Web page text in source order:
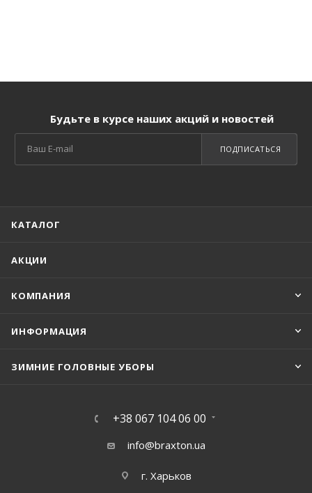
Будьте в курсе наших акций и новостей
ПОДПИСАТЬСЯ
КАТАЛОГ
АКЦИИ
КОМПАНИЯ
ИНФОРМАЦИЯ
ЗИМНИЕ ГОЛОВНЫЕ УБОРЫ
+38 067 104 06 00
info@braxton.ua
г. Харьков